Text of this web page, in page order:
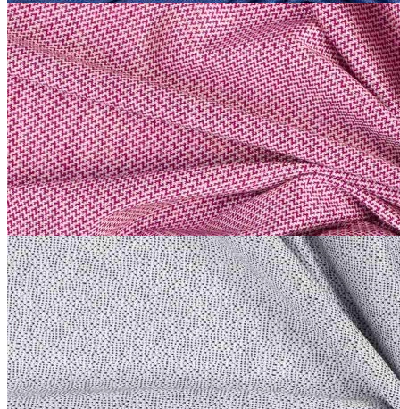
В наличии 26 м
Etro
Трикотаж сток Etro
хлопок 100%
134 смлиловый
2 200₽
за м
Купить
В наличии 20 м
Etro
Трикотаж сток Etro
хлопок 100%
140 смсветло-серый
2 200₽
за м